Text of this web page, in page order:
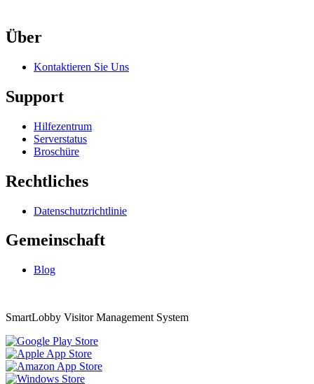
Über
Kontaktieren Sie Uns
Support
Hilfezentrum
Serverstatus
Broschüre
Rechtliches
Datenschutzrichtlinie
Gemeinschaft
Blog
SmartLobby Visitor Management System